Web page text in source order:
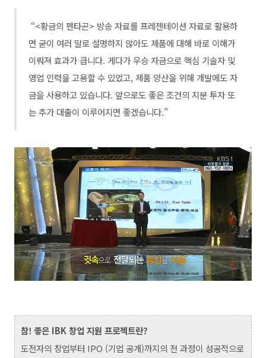
“<황금의 펜타곤> 방송 자료를 프레젠테이션 자료로 활용하
면 굳이 여러 말로 설명하지 않아도 제품에 대해 바로 이해가
이뤄져 효과가 큽니다. 게다가 우승 자금으로 핵심 기술자 및
영업 인력을 고용할 수 있었고, 제품 양산을 위해 개발에도 자
금을 사용하고 있습니다. 앞으로도 좋은 조건의 지분 투자 또
는 추가 대출이 이루어지면 좋겠습니다.”
참! 좋은 IBK 창업 지원 프로젝트란?
도전자의 창업부터 IPO (기업 공개)까지의 전 과정이 성공적으로